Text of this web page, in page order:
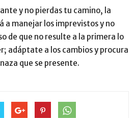
y no pierdas tu camino, la
a manejar los imprevistos y no
de que no resulte a la primera lo
adáptate a los cambios y procura
que se presente.